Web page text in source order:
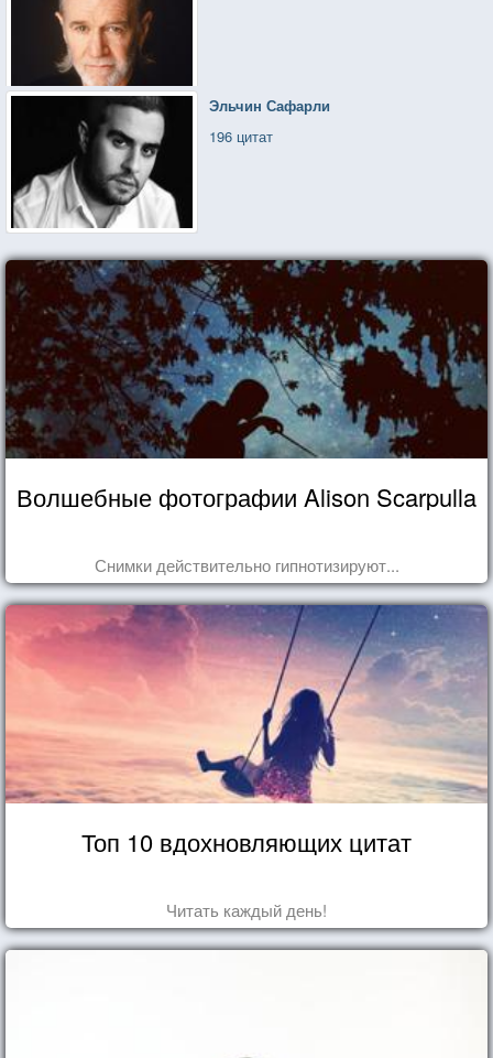
Эльчин Сафарли
196 цитат
Волшебные фотографии Alison Scarpulla
Снимки действительно гипнотизируют...
Топ 10 вдохновляющих цитат
Читать каждый день!